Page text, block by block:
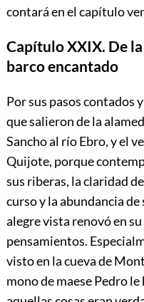
contará en el capítulo
Capítulo XXIX. De
barco encantado
Por sus pasos contados
que salieron de la
Sancho al río Ebro, y el
Quijote, porque
sus riberas, la claridad
curso y la abundancia
alegre vista renovó en
pensamientos.
visto en la cueva de
mono de maese Pedro